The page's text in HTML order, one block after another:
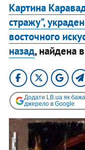
Картина
стражу",
восточного
назад, найдена
Додати LB.ua як
джерело в Google